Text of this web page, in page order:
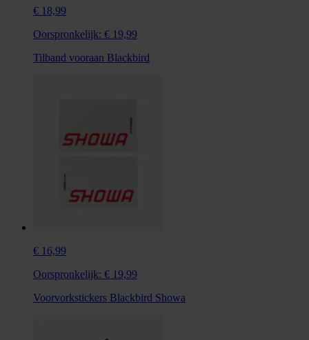
€ 18,99
Oorspronkelijk: € 19,99
Tilband vooraan Blackbird
€ 16,99
Oorspronkelijk: € 19,99
Voorvorkstickers Blackbird Showa